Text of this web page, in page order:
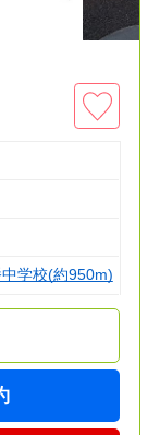
学校(約950m)